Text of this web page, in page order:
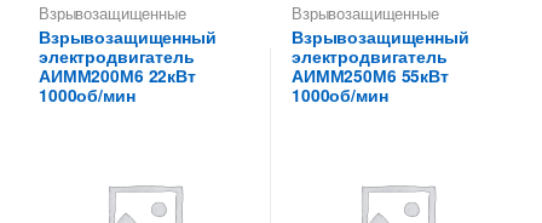
Взрывозащищенные
электродвигатели
Взрывозащищенный
электродвигатель
АИММ200М6 22кВт
1000об/мин
Взрывозащищенные
электродвигатели
Взрывозащищенный
электродвигатель
АИММ250М6 55кВт
1000об/мин